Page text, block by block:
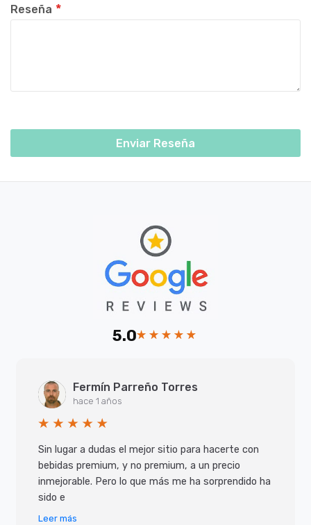
Reseña
Enviar Reseña
5.0
Fermín Parreño Torres
hace 1 años
Sin lugar a dudas el mejor sitio para hacerte con
bebidas premium, y no premium, a un precio
inmejorable. Pero lo que más me ha sorprendido ha
sido e
Leer más